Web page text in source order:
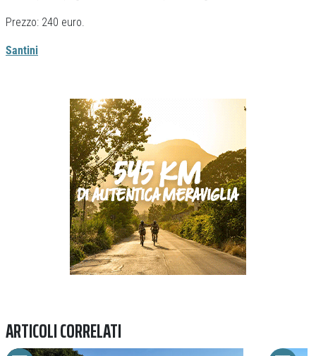
Prezzo: 240 euro.
Santini
Previous
ARTICOLI CORRELATI